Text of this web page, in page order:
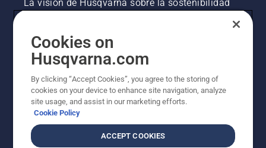
La visión de Husqvarna sobre la sostenibilidad
Otros sitios de Husqvarna
Cookies on
Husqvarna.com
By clicking “Accept Cookies”, you agree to the storing of
cookies on your device to enhance site navigation, analyze
site usage, and assist in our marketing efforts.
Cookie Policy
ACCEPT COOKIES